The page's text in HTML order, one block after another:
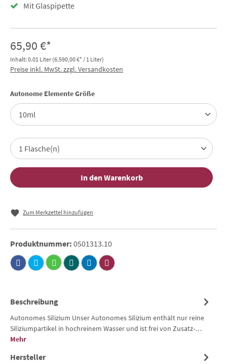
Mit Glaspipette
65,90 €*
Inhalt: 0.01 Liter (6.590,00 €* / 1 Liter)
Preise inkl. MwSt. zzgl. Versandkosten
Autonome Elemente Größeauswählen
In den Warenkorb
Zum Merkzettel hinzufügen
Produktnummer: 0501313.10
Beschreibung
Autonomes Silizium Unser Autonomes Silizium enthält nur reine
Siliziumpartikel in hochreinem Wasser und ist frei von Zusatz-…
Mehr
Hersteller